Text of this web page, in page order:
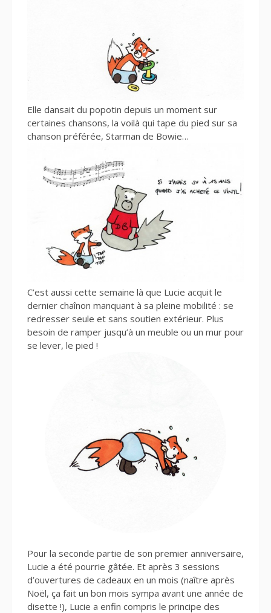
Elle dansait du popotin depuis un moment sur
certaines chansons, la voilà qui tape du pied sur sa
chanson préférée, Starman de Bowie…
C’est aussi cette semaine là que Lucie acquit le
dernier chaînon manquant à sa pleine mobilité : se
redresser seule et sans soutien extérieur. Plus
besoin de ramper jusqu’à un meuble ou un mur pour
se lever, le pied !
Pour la seconde partie de son premier anniversaire,
Lucie a été pourrie gâtée. Et après 3 sessions
d’ouvertures de cadeaux en un mois (naître après
Noël, ça fait un bon mois sympa avant une année de
disette !), Lucie a enfin compris le principe des